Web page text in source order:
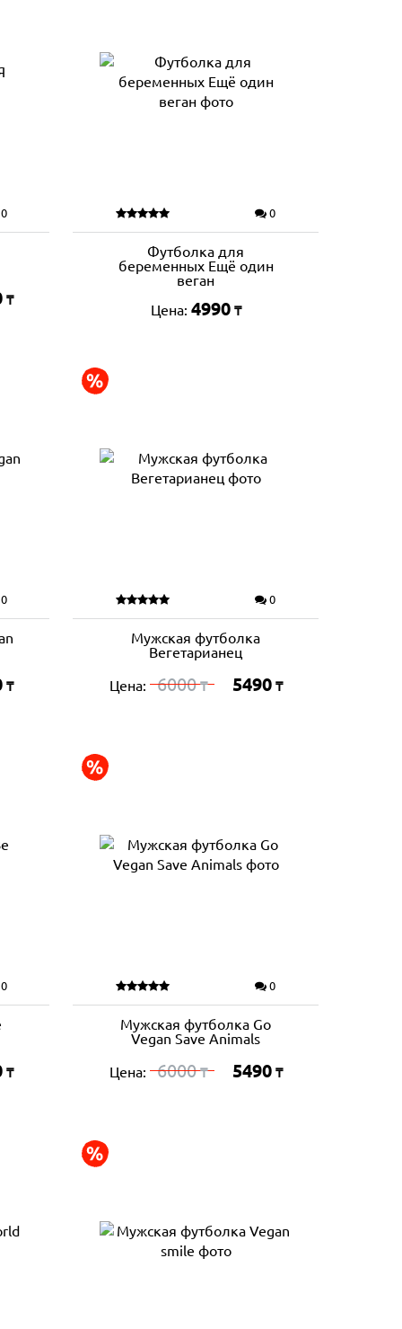
₸
0
Футболка для
беременных Ещё один
веган
Цена: 4990 ₸
₸
0
Мужская футболка
Вегетарианец
Цена: 6000₸ 5490 ₸
₸
0
Мужская футболка Go
Vegan Save Animals
Цена: 6000₸ 5490 ₸